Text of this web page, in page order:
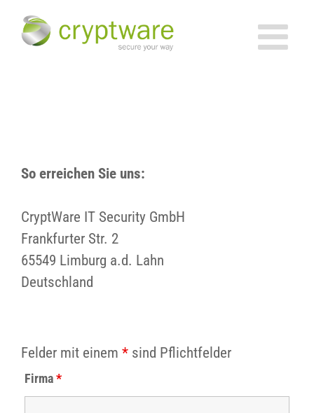
Inhalt
So erreichen Sie uns:
CryptWare IT Security GmbH
Frankfurter Str. 2
65549 Limburg a.d. Lahn
Deutschland
Felder mit einem * sind Pflichtfelder
Firma*